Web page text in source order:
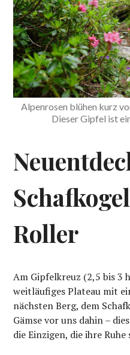
Alpenrosen blühen kurz
Dieser Gipfel ist
Roller
Am Gipfelkreuz (2,5 bis 3
weitläufiges Plateau mit
nächsten Berg, dem
Gämse vor uns dahin –
die Einzigen, die ihre Ruhe